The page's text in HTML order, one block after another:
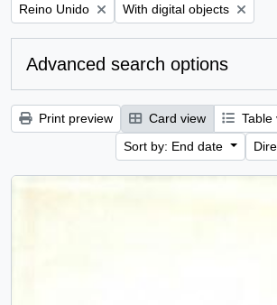
Remove filter:
Reino Unido Remove filter:
With digital objects
Advanced search options
Print preview Card view
Table
Sort by: End date